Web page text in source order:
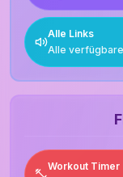
Alle Links
Alle
Workout Timer